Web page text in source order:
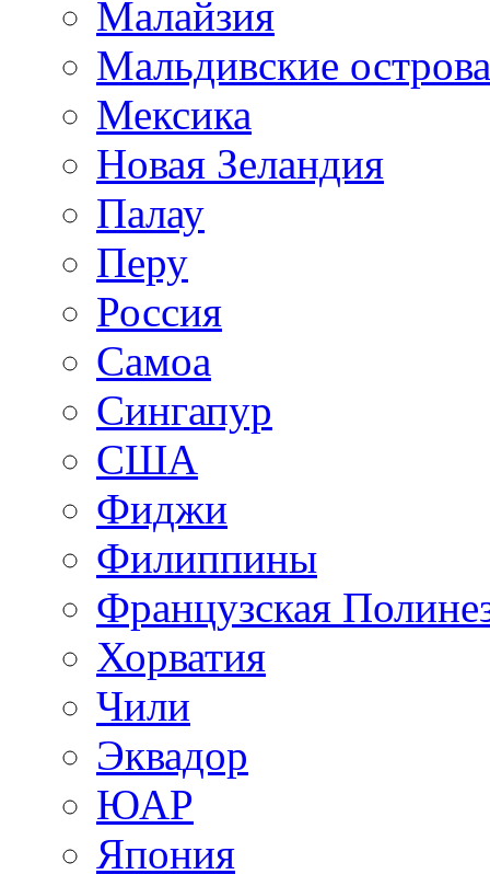
Малайзия
Мальдивские острова
Мексика
Новая Зеландия
Палау
Перу
Россия
Самоа
Сингапур
США
Фиджи
Филиппины
Французская
Хорватия
Чили
Эквадор
ЮАР
Япония